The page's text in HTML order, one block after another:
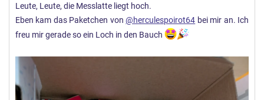
e
n
:
Leute, Leute, die Messlatte liegt hoch.
Eben kam das Paketchen von@herculespoirot64 bei mir an. Ich
freu mir gerade so ein Loch in den Bauch